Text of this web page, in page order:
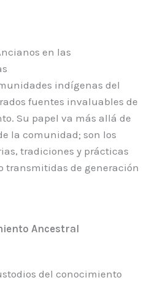
en las
indígenas del
fuentes invaluables de
Su papel va más allá de
la comunidad; son los
tradiciones y prácticas
transmitidas de generación
Ancestral
del conocimiento